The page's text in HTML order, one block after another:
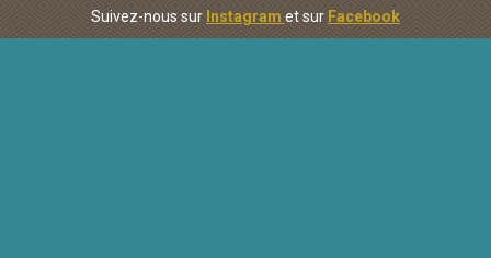
Suivez-nous sur Instagram et sur Facebook